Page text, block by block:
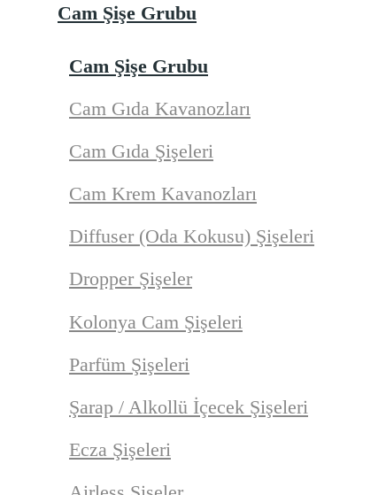
Cam Şişe Grubu
Cam Şişe Grubu
Cam Gıda Kavanozları
Cam Gıda Şişeleri
Cam Krem Kavanozları
Diffuser (Oda Kokusu) Şişeleri
Dropper Şişeler
Kolonya Cam Şişeleri
Parfüm Şişeleri
Şarap / Alkollü İçecek Şişeleri
Ecza Şişeleri